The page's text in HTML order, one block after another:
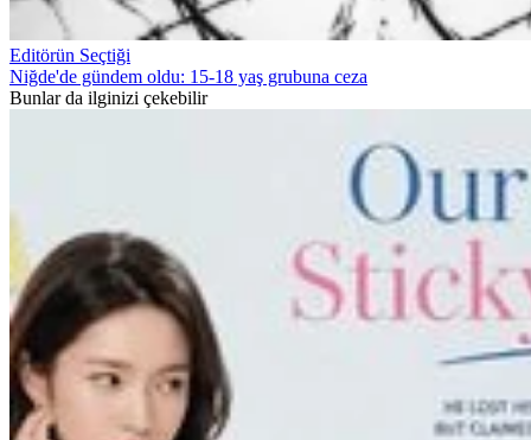
Editörün Seçtiği
Niğde'de gündem oldu: 15-18 yaş grubuna ceza
Bunlar da ilginizi çekebilir